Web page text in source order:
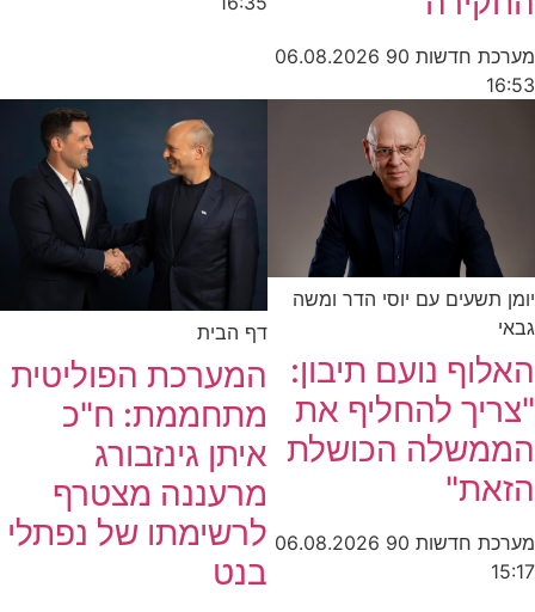
מערכת חדשות 90
06.08.2026
16:53
יומן תשעים עם יוסי הדר ומשה
גבאי
האלוף נועם תיבון:
"צריך להחליף את
הממשלה הכושלת
הזאת"
מערכת חדשות 90
06.08.2026
15:17
דף הבית
המערכת הפוליטית
מתחממת: ח"כ
איתן גינזבורג
מרעננה מצטרף
לרשימתו של נפתלי
בנט